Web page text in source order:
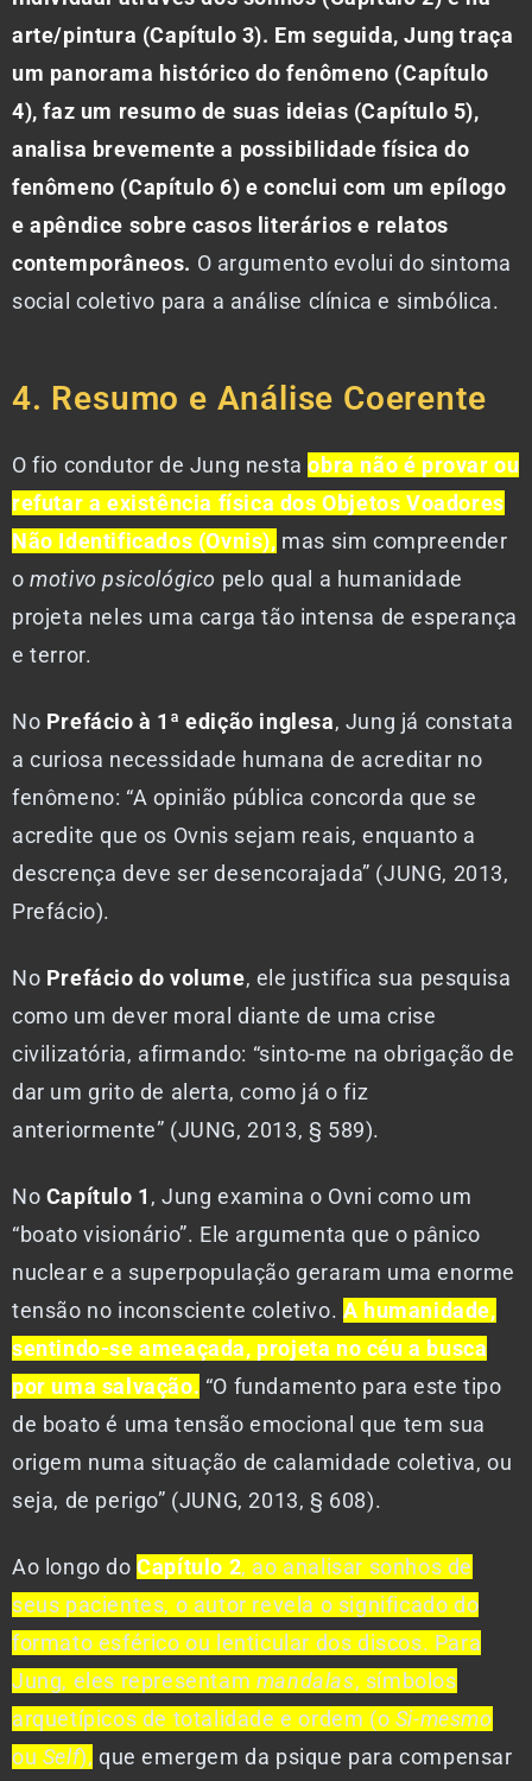
arte/pintura (Capítulo 3). Em seguida, Jung traça
um panorama histórico do fenômeno (Capítulo
4), faz um resumo de suas ideias (Capítulo 5),
analisa brevemente a possibilidade física do
fenômeno (Capítulo 6) e conclui com um epílogo
e apêndice sobre casos literários e relatos
contemporâneos. O argumento evolui do sintoma
social coletivo para a análise clínica e simbólica.
4. Resumo e Análise Coerente
O fio condutor de Jung nestaobra não é provar ou
refutar a existência física dos Objetos Voadores
Não Identificados (Ovnis), mas sim compreender
omotivo psicológico pelo qual a humanidade
projeta neles uma carga tão intensa de esperança
e terror.
No Prefácio à 1ª edição inglesa, Jung já constata
a curiosa necessidade humana de acreditar no
fenômeno: “A opinião pública concorda que se
acredite que os Ovnis sejam reais, enquanto a
descrença deve ser desencorajada” (JUNG, 2013,
Prefácio).
No Prefácio do volume, ele justifica sua pesquisa
como um dever moral diante de uma crise
civilizatória, afirmando: “sinto-me na obrigação de
dar um grito de alerta, como já o fiz
anteriormente” (JUNG, 2013, § 589).
No Capítulo 1 , Jung examina o Ovni como um
“boato visionário”. Ele argumenta que o pânico
nuclear e a superpopulação geraram uma enorme
tensão no inconsciente coletivo. A humanidade,
sentindo-se ameaçada, projeta no céu a busca
por uma salvação. “O fundamento para este tipo
de boato é uma tensão emocional que tem sua
origem numa situação de calamidade coletiva, ou
seja, de perigo” (JUNG, 2013, § 608).
Ao longo doCapítulo 2, ao analisar sonhos de
seus pacientes, o autor revela o significado do
formato esférico ou lenticular dos discos. Para
Jung, eles representam mandalas, símbolos
arquetípicos de totalidade e ordem (o Si-mesmo
ou Self), que emergem da psique para compensar